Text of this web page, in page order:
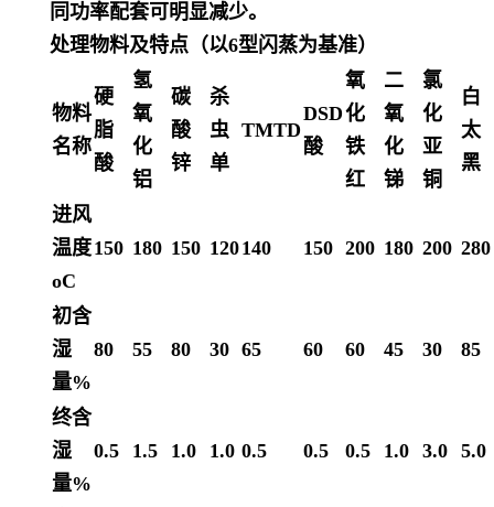
同功率配套可明显减少。
处理物料及特点（以6型闪蒸为基准）
物料
名称
硬
脂
酸
氢
氧
化
铝
碳
酸
锌
杀
虫
单
TMTD
DSD
酸
氧
化
铁
红
二
氧
化
锑
氯
化
亚
铜
白
太
黑
进风
温度
oC
150 180 150 120140 150 200 180 200 280
初含
湿
量%
80 55 80 30 65 60 60 45 30 85
终含
湿
量%
0.5 1.5 1.0 1.0 0.5 0.5 0.5 1.0 3.0 5.0